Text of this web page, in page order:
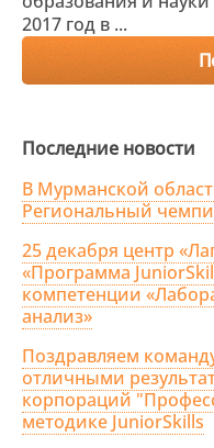
2017 год в ...
Последние новости
В Мурманской
Региональный
25 декабря центр
«Программа
компетенции
анализ»
Поздравляем
отличными
корпораций
методике JuniorSkills